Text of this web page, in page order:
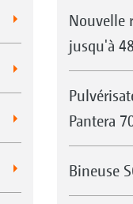
Nouvelle
jusqu'à
Pantera
Bineuse